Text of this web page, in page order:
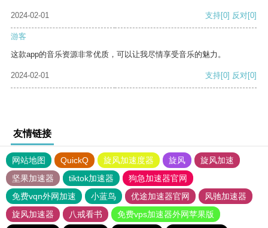
2024-02-01 支持[0] 反对[0]
游客
这款app的音乐资源非常优质，可以让我尽情享受音乐的魅力。
2024-02-01 支持[0] 反对[0]
友情链接
网站地图 QuickQ 旋风加速度器 旋风
旋风加速
坚果加速器
tiktok加速器
狗急加速器官网
免费vqn外网加速
小蓝鸟 优途加速器官网
风驰加速器
旋风加速器
八戒看书
免费vps加速器外网苹果版